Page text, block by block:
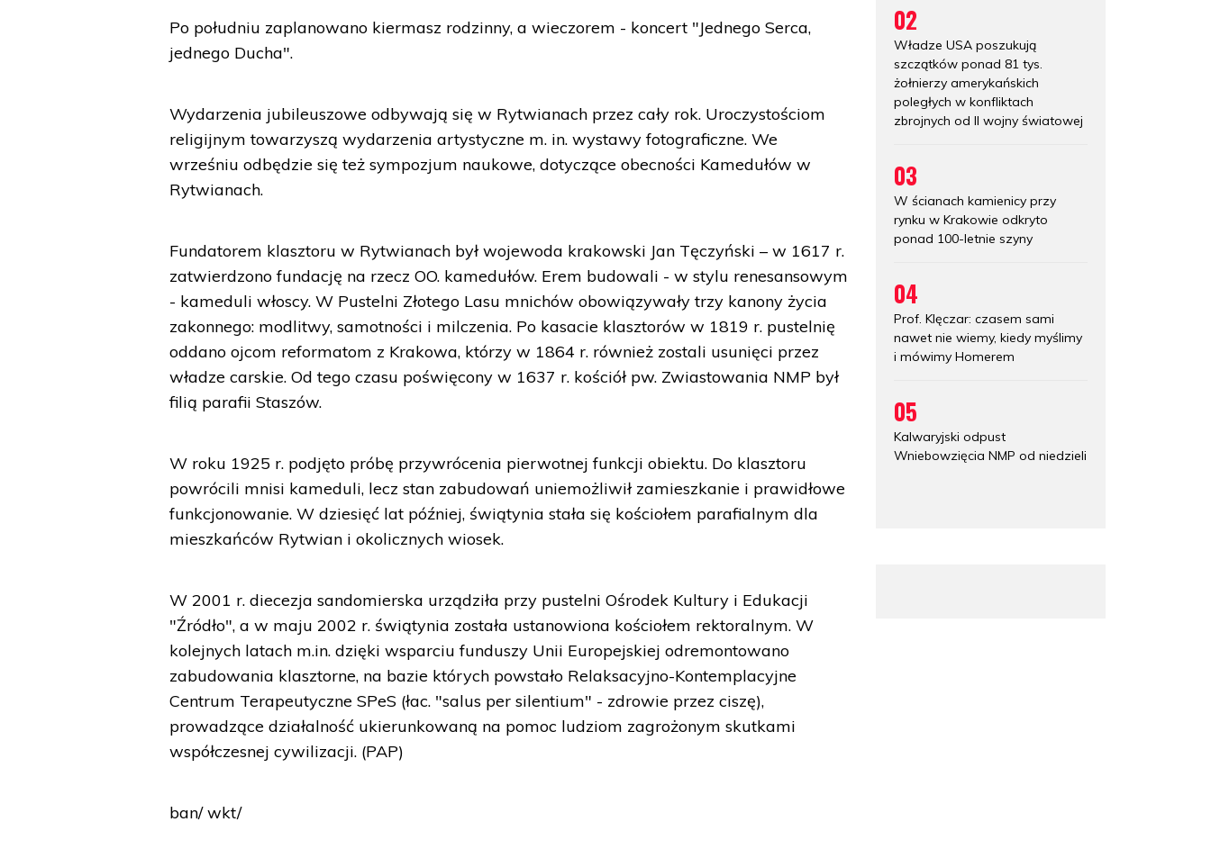
Po południu zaplanowano kiermasz rodzinny, a wieczorem - koncert "Jednego Serca,
jednego Ducha".
Wydarzenia jubileuszowe odbywają się w Rytwianach przez cały rok. Uroczystościom
religijnym towarzyszą wydarzenia artystyczne m. in. wystawy fotograficzne. We
wrześniu odbędzie się też sympozjum naukowe, dotyczące obecności Kamedułów w
Rytwianach.
Fundatorem klasztoru w Rytwianach był wojewoda krakowski Jan Tęczyński – w 1617 r.
zatwierdzono fundację na rzecz OO. kamedułów. Erem budowali - w stylu renesansowym
- kameduli włoscy. W Pustelni Złotego Lasu mnichów obowiązywały trzy kanony życia
zakonnego: modlitwy, samotności i milczenia. Po kasacie klasztorów w 1819 r. pustelnię
oddano ojcom reformatom z Krakowa, którzy w 1864 r. również zostali usunięci przez
władze carskie. Od tego czasu poświęcony w 1637 r. kościół pw. Zwiastowania NMP był
filią parafii Staszów.
W roku 1925 r. podjęto próbę przywrócenia pierwotnej funkcji obiektu. Do klasztoru
powrócili mnisi kameduli, lecz stan zabudowań uniemożliwił zamieszkanie i prawidłowe
funkcjonowanie. W dziesięć lat później, świątynia stała się kościołem parafialnym dla
mieszkańców Rytwian i okolicznych wiosek.
W 2001 r. diecezja sandomierska urządziła przy pustelni Ośrodek Kultury i Edukacji
"Źródło", a w maju 2002 r. świątynia została ustanowiona kościołem rektoralnym. W
kolejnych latach m.in. dzięki wsparciu funduszy Unii Europejskiej odremontowano
zabudowania klasztorne, na bazie których powstało Relaksacyjno-Kontemplacyjne
Centrum Terapeutyczne SPeS (łac. "salus per silentium" - zdrowie przez ciszę),
prowadzące działalność ukierunkowaną na pomoc ludziom zagrożonym skutkami
współczesnej cywilizacji. (PAP)
ban/ wkt/
02
Władze USA poszukują
szczątków ponad 81 tys.
żołnierzy amerykańskich
poległych w konfliktach
zbrojnych od II wojny światowej
03
W ścianach kamienicy przy
rynku w Krakowie odkryto
ponad 100-letnie szyny
04
Prof. Klęczar: czasem sami
nawet nie wiemy, kiedy myślimy
i mówimy Homerem
05
Kalwaryjski odpust
Wniebowzięcia NMP od niedzieli